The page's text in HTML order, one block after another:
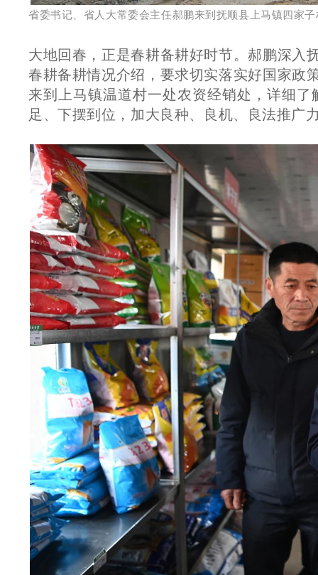
省委书记、省人大常委会主任郝鹏来到抚顺县上马镇四家
大地回春，正是春耕备耕好时节。郝鹏深入
春耕备耕情况介绍，要求切实落实好国家政
来到上马镇温道村一处农资经销处，详细
足、下摆到位，加大良种、良机、良法推广